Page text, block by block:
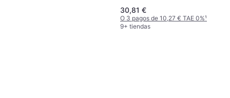
30,81 €
O 3 pagos de 10,27 € TAE 0%¹
9+ tiendas